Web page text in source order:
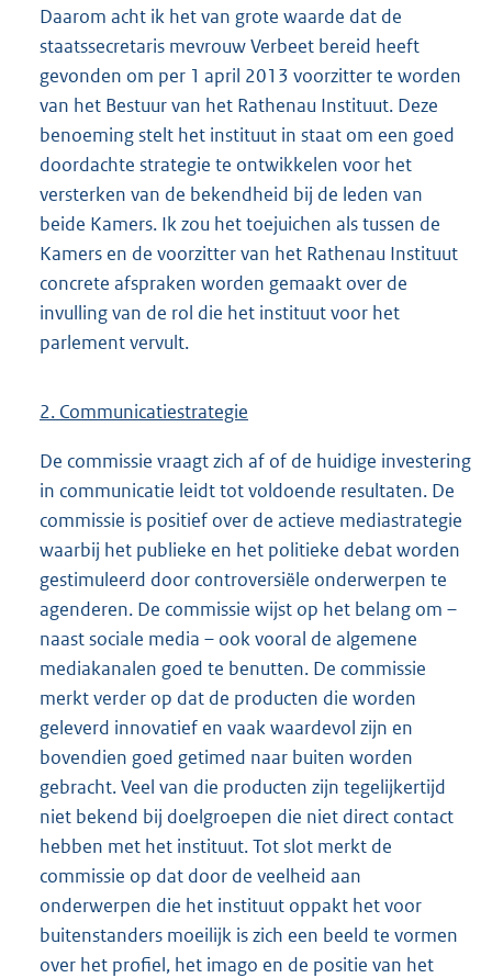
Daarom acht ik het van grote waarde dat de
staatssecretaris mevrouw Verbeet bereid heeft
gevonden om per 1 april 2013 voorzitter te worden
van het Bestuur van het Rathenau Instituut. Deze
benoeming stelt het instituut in staat om een goed
doordachte strategie te ontwikkelen voor het
versterken van de bekendheid bij de leden van
beide Kamers. Ik zou het toejuichen als tussen de
Kamers en de voorzitter van het Rathenau Instituut
concrete afspraken worden gemaakt over de
invulling van de rol die het instituut voor het
parlement vervult.
2. Communicatiestrategie
De commissie vraagt zich af of de huidige investering
in communicatie leidt tot voldoende resultaten. De
commissie is positief over de actieve mediastrategie
waarbij het publieke en het politieke debat worden
gestimuleerd door controversiële onderwerpen te
agenderen. De commissie wijst op het belang om –
naast sociale media – ook vooral de algemene
mediakanalen goed te benutten. De commissie
merkt verder op dat de producten die worden
geleverd innovatief en vaak waardevol zijn en
bovendien goed getimed naar buiten worden
gebracht. Veel van die producten zijn tegelijkertijd
niet bekend bij doelgroepen die niet direct contact
hebben met het instituut. Tot slot merkt de
commissie op dat door de veelheid aan
onderwerpen die het instituut oppakt het voor
buitenstanders moeilijk is zich een beeld te vormen
over het profiel, het imago en de positie van het